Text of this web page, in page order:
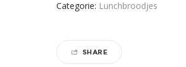
Categorie: Lunchbroodjes
SHARE